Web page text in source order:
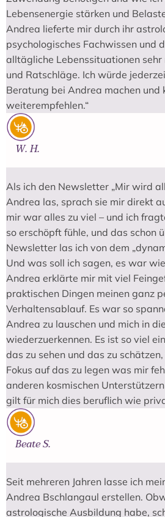
Lebensenergie stärken und
Andrea lieferte mir durch ihr
psychologisches Fachwissen und
alltägliche Lebenssituationen sehr
und Ratschläge. Ich würde
Beratung bei Andrea machen und
weiterempfehlen.“
W. H.
Als ich den Newsletter „Mir wird
Andrea las, sprach sie mir direkt
mir war alles zu viel – und ich
so erschöpft fühle, und das schon
Newsletter las ich von dem
Und was soll ich sagen, es war
Andrea erklärte mir mit viel
praktischen Dingen meinen ganz
Verhaltensablauf. Es war so
Andrea zu lauschen und mich in
wiederzuerkennen. Es ist so viel
das zu sehen und das zu
Fokus auf das zu legen was mir
anderen kosmischen
gilt für mich dies beruflich wie
Beate S.
Seit mehreren Jahren lasse ich
Andrea Bschlangaul erstellen.
astrologische Ausbildung habe,